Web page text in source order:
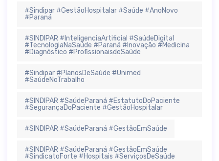
#Sindipar #GestãoHospitalar #Saúde #AnoNovo
#Paraná
#SINDIPAR #InteligenciaArtificial #SaúdeDigital
#TecnologiaNaSaúde #Paraná #Inovação #Medicina
#Diagnóstico #ProfissionaisdeSaúde
#Sindipar #PlanosDeSaúde #Unimed
#SaúdeNoTrabalho
#SINDIPAR #SaúdeParaná #EstatutoDoPaciente
#SegurançaDoPaciente #GestãoHospitalar
#SINDIPAR #SaúdeParaná #GestãoEmSaúde
#SINDIPAR #SaúdeParaná #GestãoEmSaúde
#SindicatoForte #Hospitais #ServiçosDeSaúde